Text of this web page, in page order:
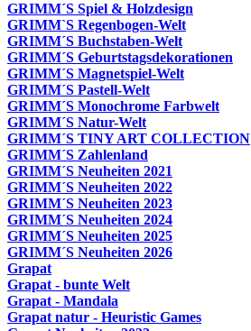
GRIMM´S Spiel & Holzdesign
GRIMM`S Regenbogen-Welt
GRIMM´S Buchstaben-Welt
GRIMM´S Geburtstagsdekorationen
GRIMM´S Magnetspiel-Welt
GRIMM´S Pastell-Welt
GRIMM´S Monochrome Farbwelt
GRIMM´S Natur-Welt
GRIMM´S TINY ART COLLECTION
GRIMM´S Zahlenland
GRIMM´S Neuheiten 2021
GRIMM´S Neuheiten 2022
GRIMM´S Neuheiten 2023
GRIMM´S Neuheiten 2024
GRIMM´S Neuheiten 2025
GRIMM´S Neuheiten 2026
Grapat
Grapat - bunte Welt
Grapat - Mandala
Grapat natur - Heuristic Games